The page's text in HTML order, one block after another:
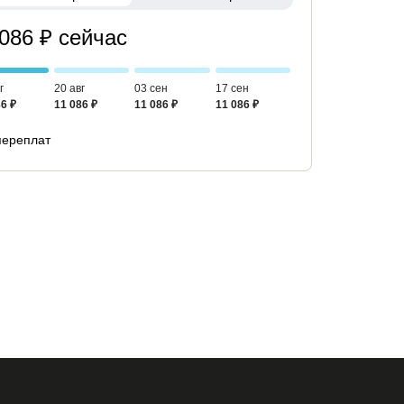
₽ сейчас
₽
20 авг
11 086 ₽
03 сен
11 086 ₽
17 сен
11 086 ₽